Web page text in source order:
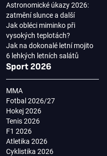
Astronomické úkazy 2026:
zatmění slunce a další
Jak obléci miminko při
vysokých teplotách?
Jak na dokonalé letní mojito
6 lehkých letních salátů
Sport 2026
MMA
Fotbal 2026/27
Hokej 2026
Tenis 2026
F1 2026
Atletika 2026
Cyklistika 2026